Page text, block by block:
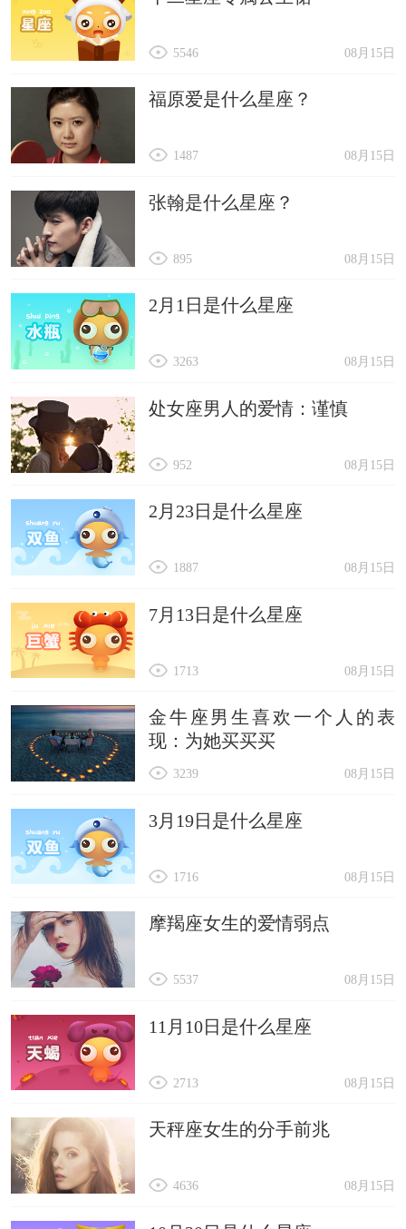
08月15日
5546
福原爱是什么星座？
08月15日
1487
张翰是什么星座？
08月15日
895
2月1日是什么星座
08月15日
3263
处女座男人的爱情：谨慎
08月15日
952
2月23日是什么星座
08月15日
1887
7月13日是什么星座
08月15日
1713
金牛座男生喜欢一个人的表
现：为她买买买
08月15日
3239
3月19日是什么星座
08月15日
1716
摩羯座女生的爱情弱点
08月15日
5537
11月10日是什么星座
08月15日
2713
天秤座女生的分手前兆
08月15日
4636